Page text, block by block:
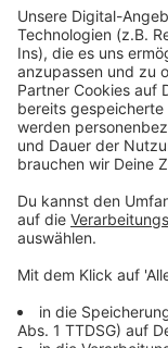
Die Single der
Anzeige
Wir